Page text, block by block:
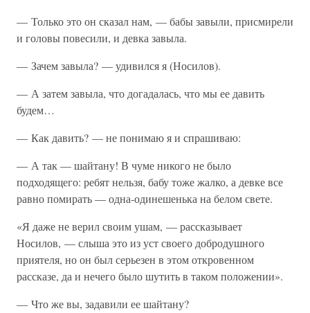
— Только это он сказал нам, — бабы завыли, присмирели
и головы повесили, и девка завыла.
— Зачем завыла? — удивился я (Носилов).
— А затем завыла, что догадалась, что мы ее давить
будем…
— Как давить? — не понимаю я и спрашиваю:
— А так — шайтану! В чуме никого не было
подходящего: ребят нельзя, бабу тоже жалко, а девке все
равно помирать — одна-одинешенька на белом свете.
«Я даже не верил своим ушам, — рассказывает
Носилов, — слыша это из уст своего добродушного
приятеля, но он был серьезен в этом откровенном
рассказе, да и нечего было шутить в таком положении».
— Что же вы, задавили ее шайтану?